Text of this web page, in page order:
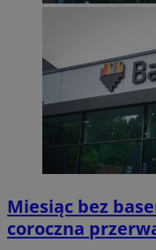
Miesiąc bez
coroczna